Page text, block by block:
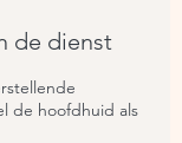
de dienst
de hoofdhuid als